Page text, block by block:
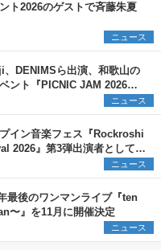
ト2026のゲストで斉藤朱夏
ニュース
DENIMSら出演、和歌山の
ント『PICNIC JAM 2026』
ニュース
イン音楽フェス『Rockroshi
2026』第3弾出演者として
し58、Reiを発表
ニュース
最後のワンマンライブ『ten
〜』を11月に開催決定
ニュース